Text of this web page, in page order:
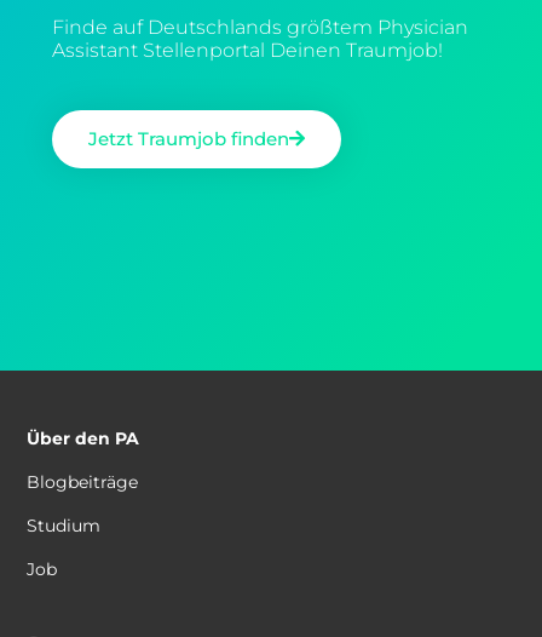
Finde auf Deutschlands größtem Physician
Assistant Stellenportal Deinen Traumjob!
Jetzt Traumjob finden
Über den PA
Blogbeiträge
Studium
Job